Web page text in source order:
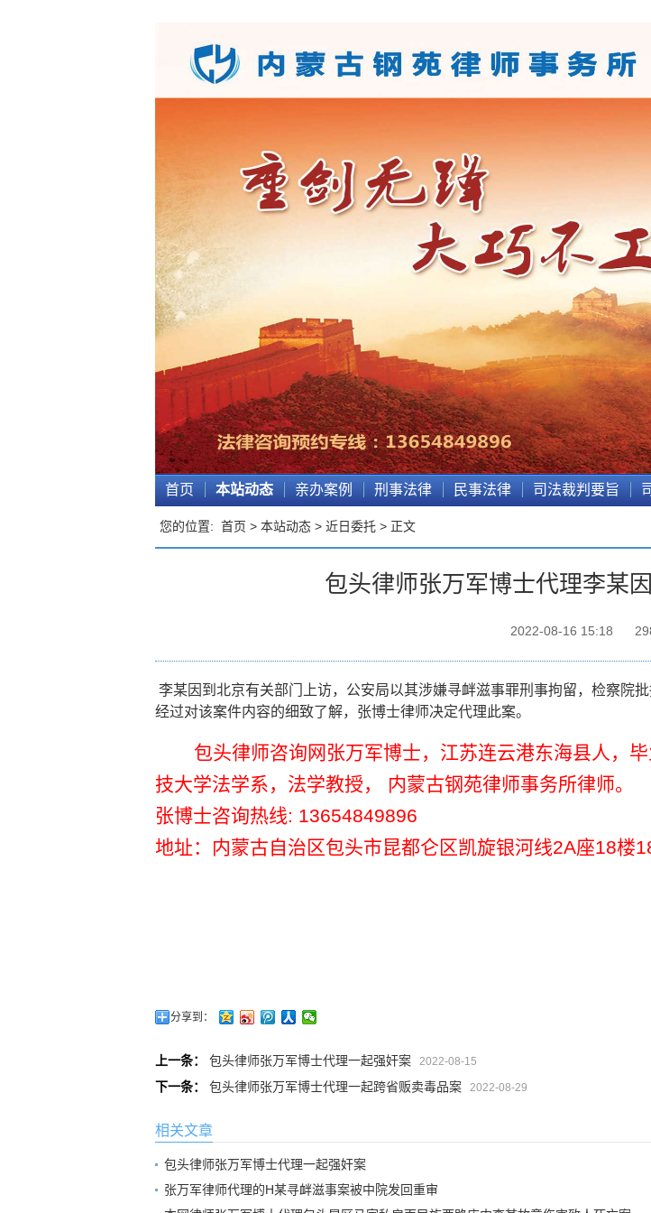
首页 本站动态 亲办案例 刑事法律 民事法律 司法裁判要旨
您的位置: 首页 > 本站动态 > 近日委托 > 正文
包头律师张万军博士代理李某
2022-08-16 15:18
李某因到北京有关部门上访，公安局以其涉嫌寻衅滋事罪刑事拘留，检察院
经过对该案件内容的细致了解，张博士律师决定代理此案。
包头律师咨询网张万军博士，江苏连云港东海县人，
技大学法学系，法学教授，
内蒙古钢苑律师事务所律师。
张博士咨询热线: 13654849896
地址：内蒙古自治区包头市昆都仑区凯旋银河线2A座18楼
分享到：
上一条： 包头律师张万军博士代理一起强奸案 2022-08-15
下一条： 包头律师张万军博士代理一起跨省贩卖毒品案 2022-08-29
相关文章
包头律师张万军博士代理一起强奸案
张万军律师代理的H某寻衅滋事案被中院发回重审